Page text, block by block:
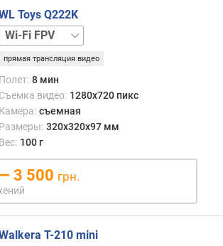
Toys Q222K
5.8
FPV
прямая трансляция видео
Полет: 8 мин
Съемка видео: 1280x720 пикс
Камера: съемная
Размеры: 320x320x97 мм
Вес: 100 г
3 500 грн.
T-210 mini